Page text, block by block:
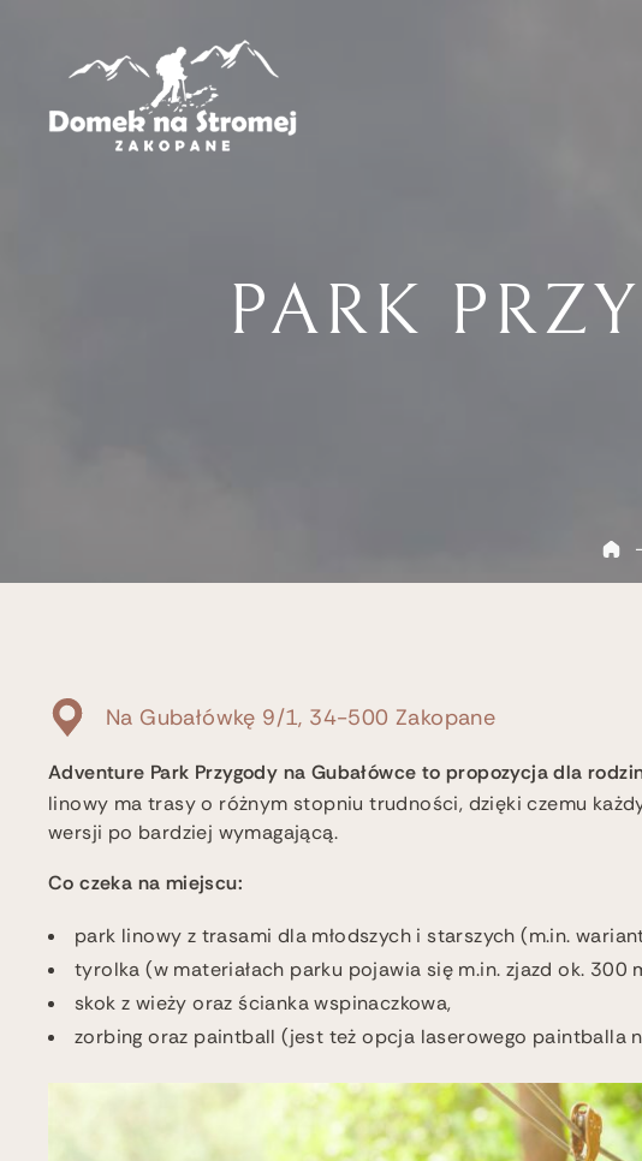
PARK
Na Gubałówkę 9/1, 34-500 Zakopane
Adventure Park Przygody na Gubałówce to propozycja dla
linowy ma trasy o różnym stopniu trudności, dzięki czemu
wersji po bardziej wymagającą.
Co czeka na miejscu:
park linowy z trasami dla młodszych i starszych (m.in. wariant
tyrolka (w materiałach parku pojawia się m.in. zjazd ok. 300
skok z wieży oraz ścianka wspinaczkowa,
zorbing oraz paintball (jest też opcja laserowego paintballa